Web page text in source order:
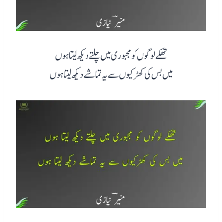
تھکے لوگوں کو مجبوری میں چلتے دیکھ لیتا ہوں
میں بس کی کھڑکیوں سے یہ تماشے دیکھ لیتا ہوں